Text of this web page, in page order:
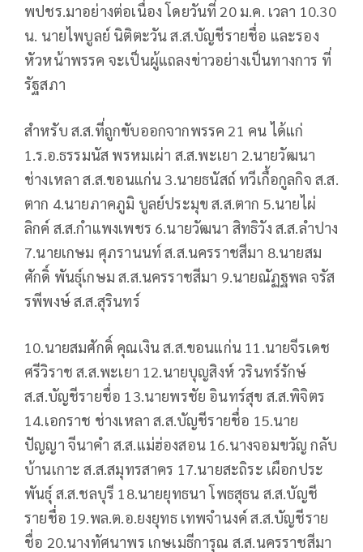
พปชร.มาอย่างต่อเนื่อง โดยวันที่ 20 ม.ค. เวลา 10.30
น. นายไพบูลย์ นิติตะวัน ส.ส.บัญชีรายชื่อ และรอง
หัวหน้าพรรค จะเป็นผู้แถลงข่าวอย่างเป็นทางการ ที่
รัฐสภา
สำหรับ ส.ส.ที่ถูกขับออกจากพรรค 21 คน ได้แก่
1.ร.อ.ธรรมนัส พรหมเผ่า ส.ส.พะเยา 2.นายวัฒนา
ช่างเหลา ส.ส.ขอนแก่น 3.นายธนัสถ์ ทวีเกื้อกูลกิจ ส.ส.
ตาก 4.นายภาคภูมิ บูลย์ประมุข ส.ส.ตาก 5.นายไผ่
ลิกค์ ส.ส.กำแพงเพชร 6.นายวัฒนา สิทธิวัง ส.ส.ลำปาง
7.นายเกษม ศุภรานนท์ ส.ส.นครราชสีมา 8.นายสม
ศักดิ์ พันธุ์เกษม ส.ส.นครราชสีมา 9.นายณัฏฐพล จรัส
รพีพงษ์ ส.ส.สุรินทร์
10.นายสมศักดิ์ คุณเงิน ส.ส.ขอนแก่น 11.นายจีรเดช
ศรีวิราช ส.ส.พะเยา 12.นายบุญสิงห์ วรินทร์รักษ์
ส.ส.บัญชีรายชื่อ 13.นายพรชัย อินทร์สุข ส.ส.พิจิตร
14.เอกราช ช่างเหลา ส.ส.บัญชีรายชื่อ 15.นาย
ปัญญา จีนาคำ ส.ส.แม่ฮ่องสอน 16.นางจอมขวัญ กลับ
บ้านเกาะ ส.ส.สมุทรสาคร 17.นายสะถิระ เผือกประ
พันธุ์ ส.ส.ชลบุรี 18.นายยุทธนา โพธสุธน ส.ส.บัญชี
รายชื่อ 19.พล.ต.อ.ยงยุทธ เทพจำนงค์ ส.ส.บัญชีราย
ชื่อ 20.นางทัศนาพร เกษเมธีการุณ ส.ส.นครราชสีมา